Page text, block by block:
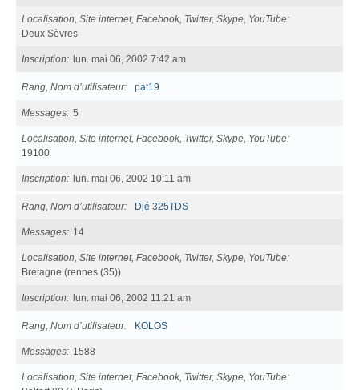
Localisation, Site internet, Facebook, Twitter, Skype, YouTube
Deux Sèvres
Inscription lun. mai 06, 2002 7:42 am
Rang, Nom d’utilisateur pat19
Messages 5
Localisation, Site internet, Facebook, Twitter, Skype, YouTube
19100
Inscription lun. mai 06, 2002 10:11 am
Rang, Nom d’utilisateur Djé 325TDS
Messages 14
Localisation, Site internet, Facebook, Twitter, Skype, YouTube
Bretagne (rennes (35))
Inscription lun. mai 06, 2002 11:21 am
Rang, Nom d’utilisateur KOLOS
Messages 1588
Localisation, Site internet, Facebook, Twitter, Skype, YouTube